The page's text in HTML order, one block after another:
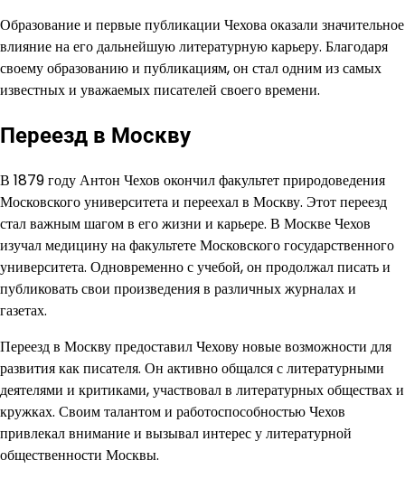
Образование и первые публикации Чехова оказали значительное
влияние на его дальнейшую литературную карьеру. Благодаря
своему образованию и публикациям, он стал одним из самых
известных и уважаемых писателей своего времени.
Переезд в Москву
В 1879 году Антон Чехов окончил факультет природоведения
Московского университета и переехал в Москву. Этот переезд
стал важным шагом в его жизни и карьере. В Москве Чехов
изучал медицину на факультете Московского государственного
университета. Одновременно с учебой, он продолжал писать и
публиковать свои произведения в различных журналах и
газетах.
Переезд в Москву предоставил Чехову новые возможности для
развития как писателя. Он активно общался с литературными
деятелями и критиками, участвовал в литературных обществах и
кружках. Своим талантом и работоспособностью Чехов
привлекал внимание и вызывал интерес у литературной
общественности Москвы.